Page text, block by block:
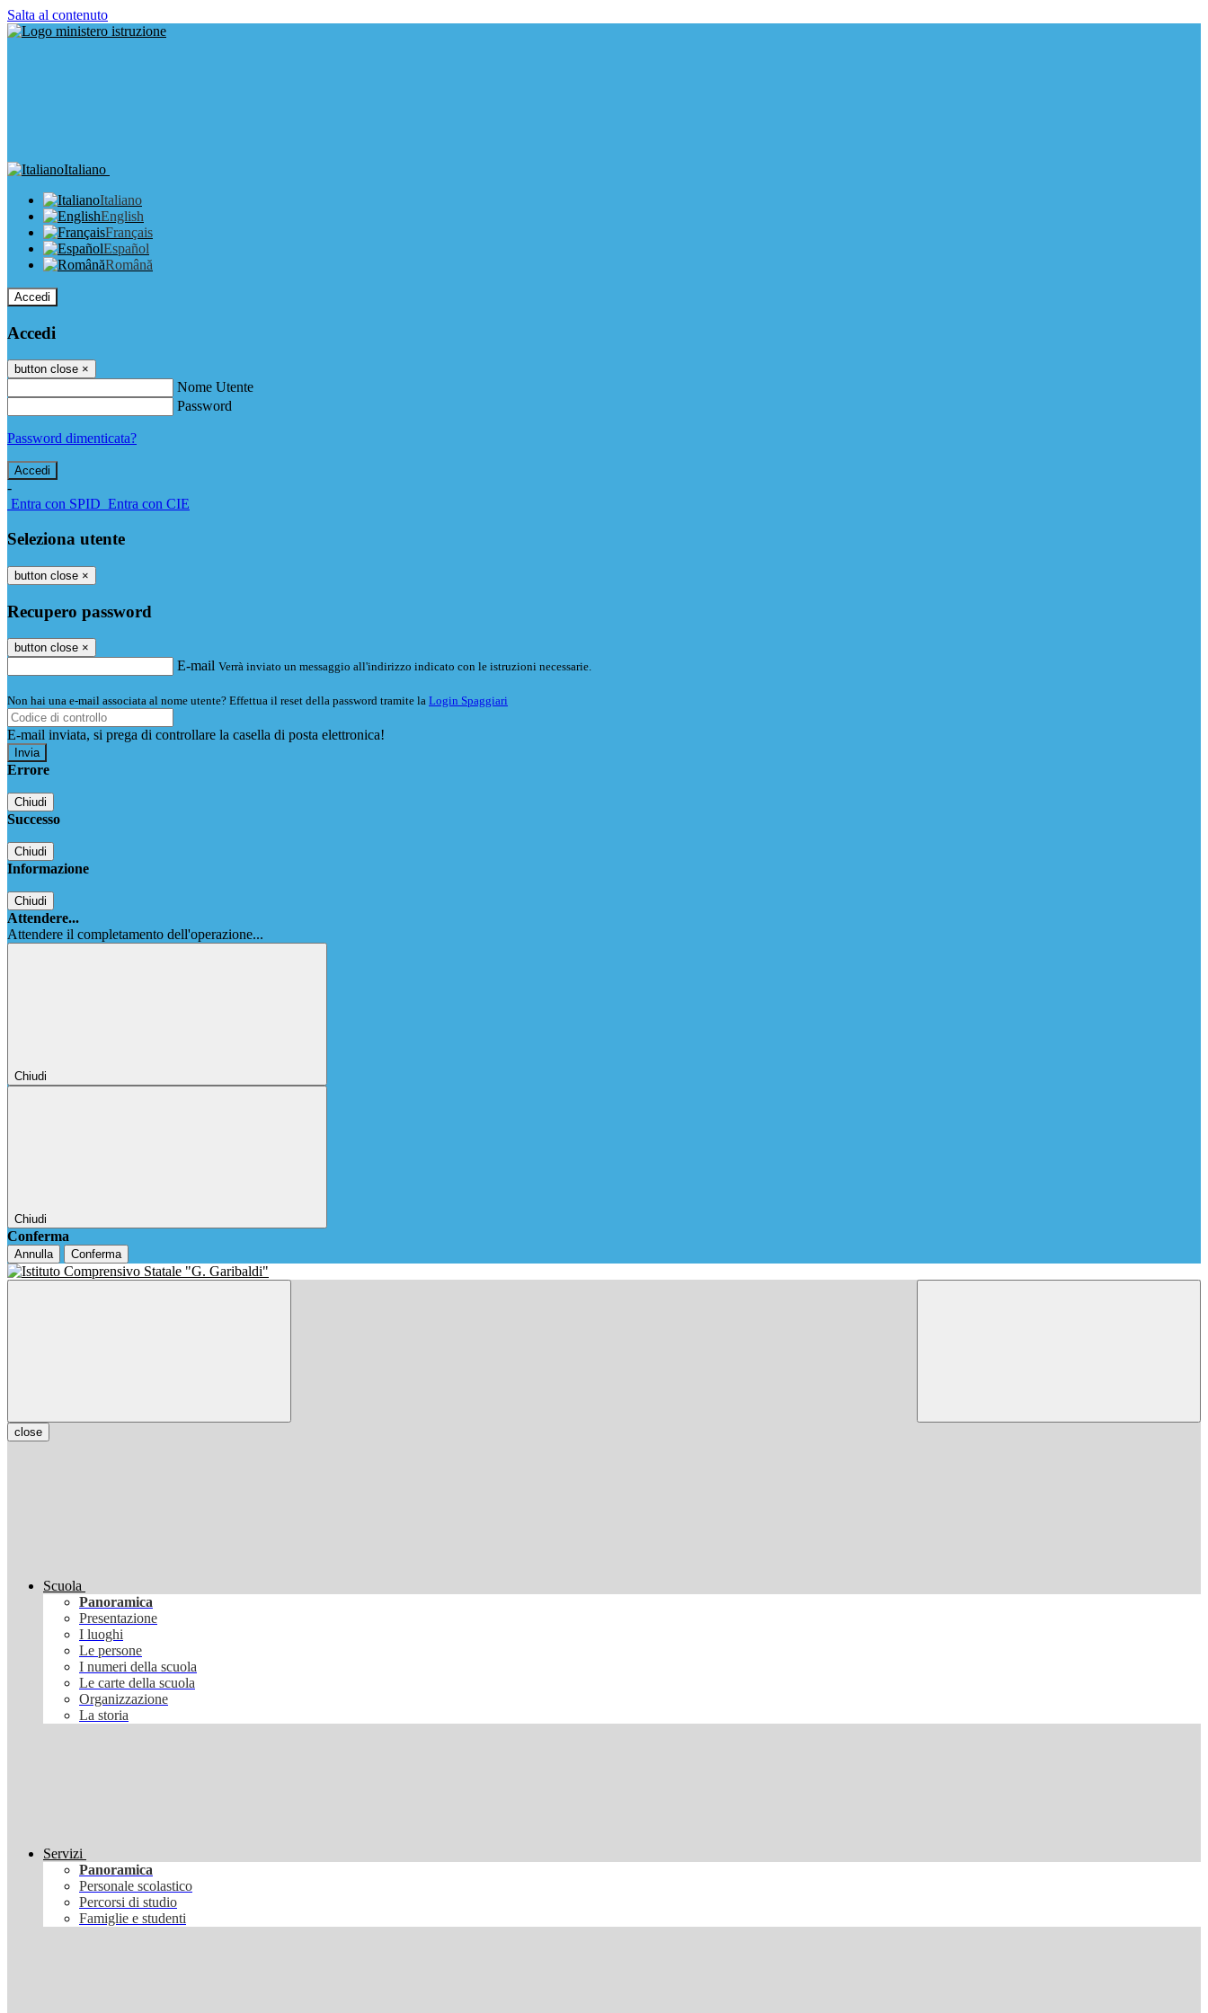
Salta al contenuto
Italiano
Italiano
English
Français
Español
Română
Accedi
Accedi
button close ×
Nome Utente
Password
Password dimenticata?
-
Entra con SPID Entra con CIE
Seleziona utente
button close ×
Recupero password
button close ×
E-mail Verrà inviato un messaggio all'indirizzo indicato con le istruzioni necessarie.
Non hai una e-mail associata al nome utente? Effettua il reset della password tramite la Login Spaggiari
E-mail inviata, si prega di controllare la casella di posta elettronica!
Errore
Chiudi
Successo
Chiudi
Informazione
Chiudi
Attendere...
Attendere il completamento dell'operazione...
Chiudi
Chiudi
Conferma
Annulla Conferma
close
Scuola
Panoramica
Presentazione
I luoghi
Le persone
I numeri della scuola
Le carte della scuola
Organizzazione
La storia
Servizi
Panoramica
Personale scolastico
Percorsi di studio
Famiglie e studenti